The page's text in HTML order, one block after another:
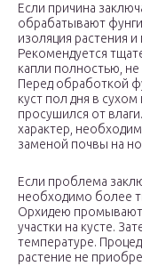
Если причина
обрабатывают
изоляция растения
Рекомендуется
капли полностью, не
Перед обработкой
куст пол дня в
просушился от
характер,
заменой почвы на
Если проблема
необходимо более
Орхидею промывают
участки на кусте.
температуре.
растение не